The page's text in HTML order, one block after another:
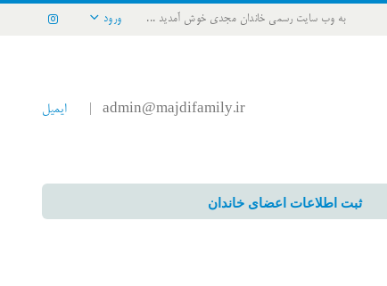
به وب سایت رسمی خاندان مجدی خوش آمدید ... ورود
admin@majdifamily.ir ایمیل
ثبت اطلاعات اعضای خاندان